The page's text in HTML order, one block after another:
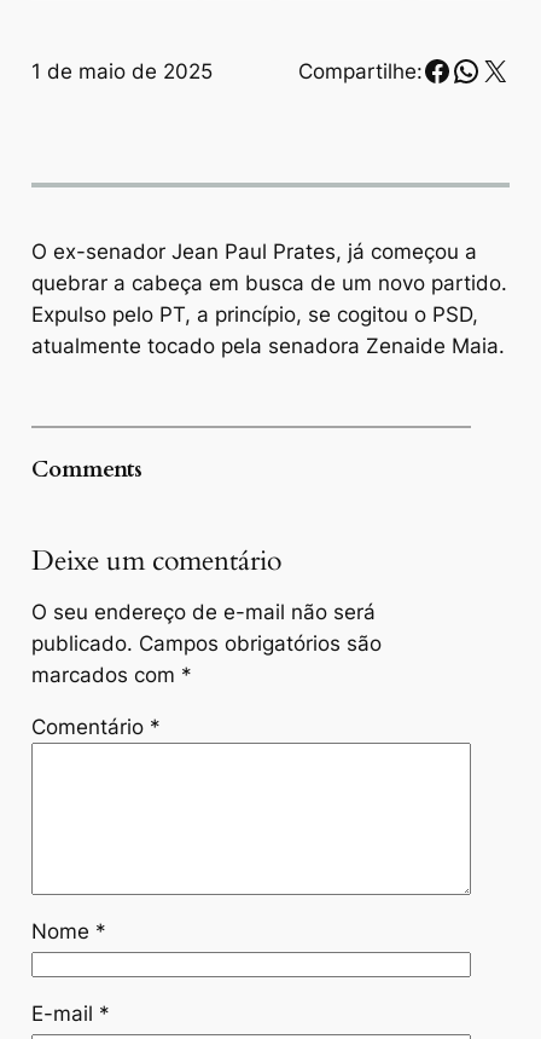
1 de maio de 2025 Compartilhe: X
O ex-senador Jean Paul Prates, já começou a
quebrar a cabeça em busca de um novo partido.
Expulso pelo PT, a princípio, se cogitou o PSD,
atualmente tocado pela senadora Zenaide Maia.
Comments
Deixe um comentário
O seu endereço de e-mail não será
publicado. Campos obrigatórios são
marcados com *
Comentário *
Nome *
E-mail *